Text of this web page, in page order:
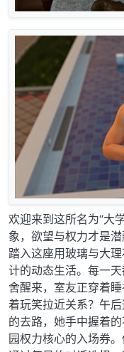
欢迎来到这所名为“大
象，欲望与权力才是
踏入这座用玻璃与大
计的动态生活。每一
舍醒来，室友正穿着
着玩笑拉近关系？午
的去路，她手中握着
园权力核心的入场券